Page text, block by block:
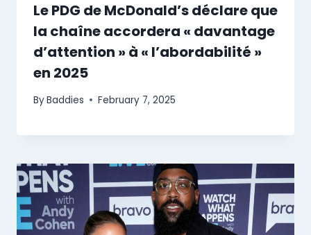
Le PDG de McDonald’s déclare que
la chaîne accordera « davantage
d’attention » à « l’abordabilité »
en 2025
ByBaddies February 7, 2025